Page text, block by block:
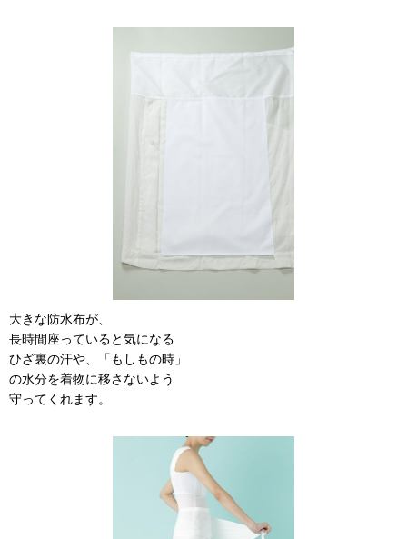
大きな防水布が、
長時間座っていると気になる
ひざ裏の汗や、「もしもの時」
の水分を着物に移さないよう
守ってくれます。